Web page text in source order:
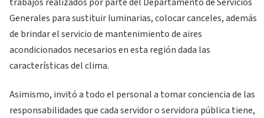
Generales para sustituir luminarias, colocar canceles, además
de brindar el servicio de mantenimiento de aires
acondicionados necesarios en esta región dada las
características del clima.
Asimismo, invitó a todo el personal a tomar conciencia de las
responsabilidades que cada servidor o servidora pública tiene,